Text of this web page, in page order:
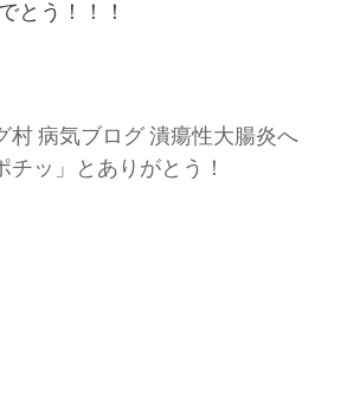
とう！！！
チッ」とありがとう！